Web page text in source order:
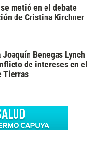
metió en el debate
de Cristina Kirchner
Benegas Lynch
de intereses en el
Tierras